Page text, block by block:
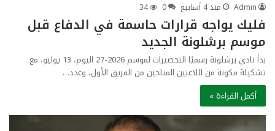
Admin
منذ 4 أسابيع 0
34
فليك يواجه قرارات حاسمة في الدفاع قبل
موسم برشلونة الجديد
بدأ نادي برشلونة رسميًا التحضيرات لموسم 2026-27 اليوم، 13 يوليو، مع
تشكيلة مكونة من اللاعبين المتاحين من الفريق الأول، وعدد…
أكمل القراءة »